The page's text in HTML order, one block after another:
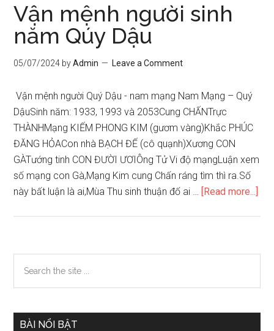
Vận mệnh người sinh
năm Qúy Dậu
05/07/2024 byAdmin Leave a Comment
Vận mệnh người Quý Dậu - nam mạng Nam Mạng – Quý
DậuSinh năm: 1933, 1993 và 2053Cung CHẤNTrực
THÀNHMạng KIẾM PHONG KIM (gươm vàng)Khắc PHÚC
ĐĂNG HỎACon nhà BẠCH ĐẾ (cô quạnh)Xương CON
GÀTướng tinh CON ĐƯỜI ƯƠIÔng Tử Vi độ mạngLuận xem
số mạng con Gà,Mạng Kim cung Chấn ráng tìm thì ra.Số
này bất luận là ai,Mùa Thu sinh thuận đố ai … [Read more...]
Qúy
Primary
Sidebar
the
BÀI NỔI BẬT